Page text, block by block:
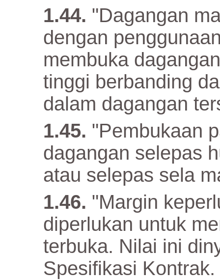
"Dagangan
dengan
membuka
tinggi berbanding
dalam dagangan
"Pembukaan
dagangan selepas
atau selepas sela
"Margin
diperlukan untuk
terbuka. Nilai ini
Spesifikasi Kontrak.